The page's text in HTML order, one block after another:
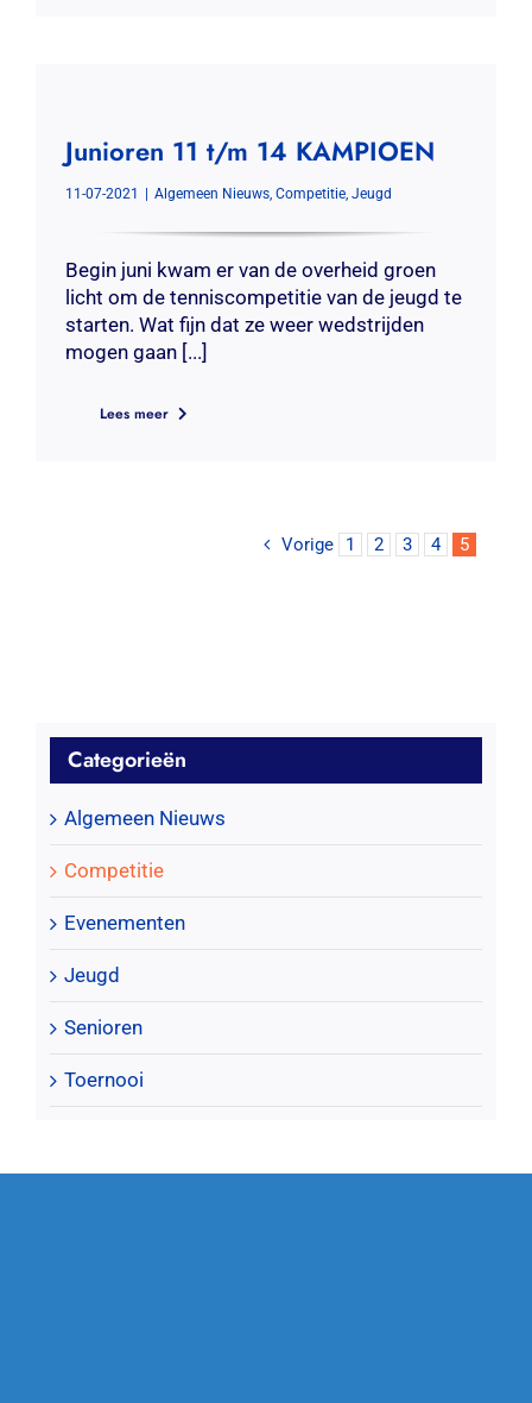
Junioren 11 t/m 14 KAMPIOEN
11-07-2021 | Algemeen Nieuws, Competitie, Jeugd
Begin juni kwam er van de overheid groen
licht om de tenniscompetitie van de jeugd te
starten. Wat fijn dat ze weer wedstrijden
mogen gaan [...]
Lees meer
Vorige 1 2 3 4 5
Categorieën
Algemeen Nieuws
Competitie
Evenementen
Jeugd
Senioren
Toernooi